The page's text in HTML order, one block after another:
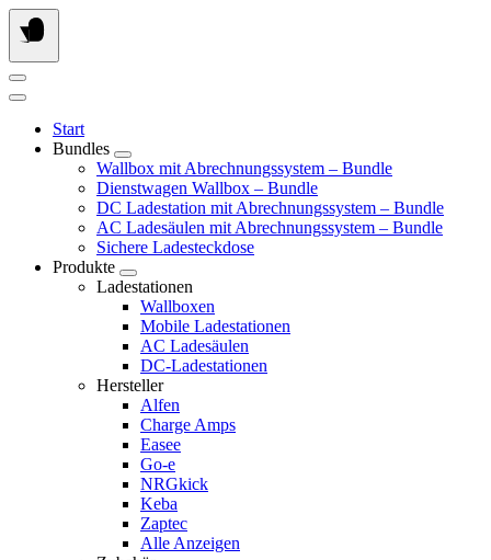
Springe
zum
Inhalt
Start
Bundles
Wallbox mit Abrechnungssystem – Bundle
Dienstwagen Wallbox – Bundle
DC Ladestation mit Abrechnungssystem – Bundle
AC Ladesäulen mit Abrechnungssystem – Bundle
Sichere Ladesteckdose
Produkte
Ladestationen
Wallboxen
Mobile Ladestationen
AC Ladesäulen
DC-Ladestationen
Hersteller
Alfen
Charge Amps
Easee
Go-e
NRGkick
Keba
Zaptec
Alle Anzeigen